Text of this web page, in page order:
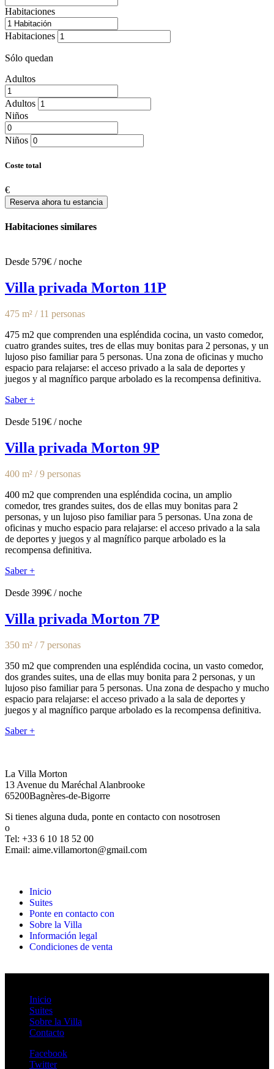
Habitaciones
Habitaciones
Sólo quedan
Adultos
Adultos
Niños
Niños
Coste total
€
Reserva ahora tu estancia
Habitaciones similares
Desde 579€ / noche
Villa privada Morton 11P
475 m² / 11 personas
475 m2 que comprenden una espléndida cocina, un vasto comedor,
cuatro grandes suites, tres de ellas muy bonitas para 2 personas, y un
lujoso piso familiar para 5 personas. Una zona de oficinas y mucho
espacio para relajarse: el acceso privado a la sala de deportes y
juegos y al magnífico parque arbolado es la recompensa definitiva.
Saber +
Desde 519€ / noche
Villa privada Morton 9P
400 m² / 9 personas
400 m2 que comprenden una espléndida cocina, un amplio
comedor, tres grandes suites, dos de ellas muy bonitas para 2
personas, y un lujoso piso familiar para 5 personas. Una zona de
oficinas y mucho espacio para relajarse: el acceso privado a la sala
de deportes y juegos y al magnífico parque arbolado es la
recompensa definitiva.
Saber +
Desde 399€ / noche
Villa privada Morton 7P
350 m² / 7 personas
350 m2 que comprenden una espléndida cocina, un vasto comedor,
dos grandes suites, una de ellas muy bonita para 2 personas, y un
lujoso piso familiar para 5 personas. Una zona de despacho y mucho
espacio para relajarse: el acceso privado a la sala de deportes y
juegos y al magnífico parque arbolado es la recompensa definitiva.
Saber +
La Villa Morton
13 Avenue du Maréchal Alanbrooke
65200Bagnères-de-Bigorre
Si tienes alguna duda, ponte en contacto con nosotrosen
o
Tel: +33 6 10 18 52 00
Email: aime.villamorton@gmail.com
Inicio
Suites
Ponte en contacto con
Sobre la Villa
Información legal
Condiciones de venta
Inicio
Suites
Sobre la Villa
Contacto
Facebook
Twitter